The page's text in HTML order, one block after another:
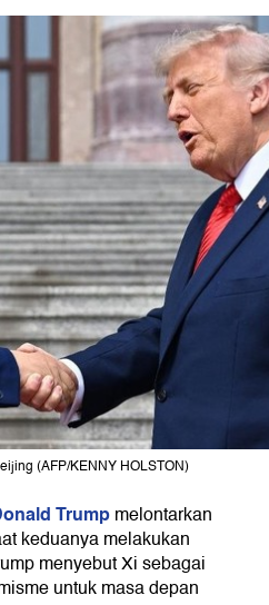
(AFP/KENNY HOLSTON)
Trumpmelontarkan
keduanya melakukan
menyebut Xi sebagai
untuk masa depan